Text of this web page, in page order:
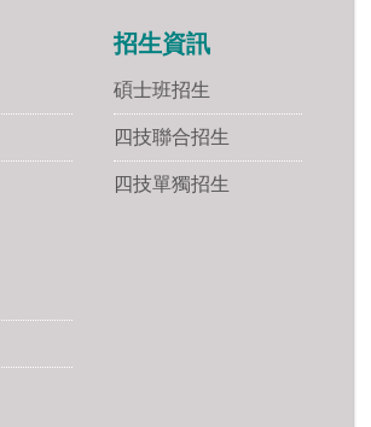
招生資訊
碩士班招生
四技聯合招生
四技單獨招生